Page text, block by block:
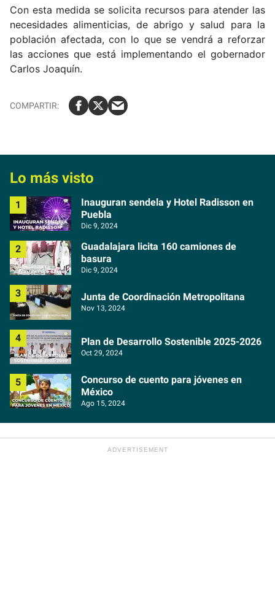
Con esta medida se solicita recursos para atender las
necesidades alimenticias, de abrigo y salud para la
población afectada, con lo que se vendrá a reforzar
las acciones que está implementando el gobernador
Carlos Joaquín.
Lo más visto
Inauguran sendela y Hotel Radisson en
Puebla
Dic 9, 2024
Guadalajara licita 160 camiones de
basura
Dic 9, 2024
Junta de Coordinación Metropolitana
Nov 13, 2024
Plan de Desarrollo Sostenible 2025-2026
Oct 29, 2024
Concurso de cuento para jóvenes en
México
Ago 15, 2024